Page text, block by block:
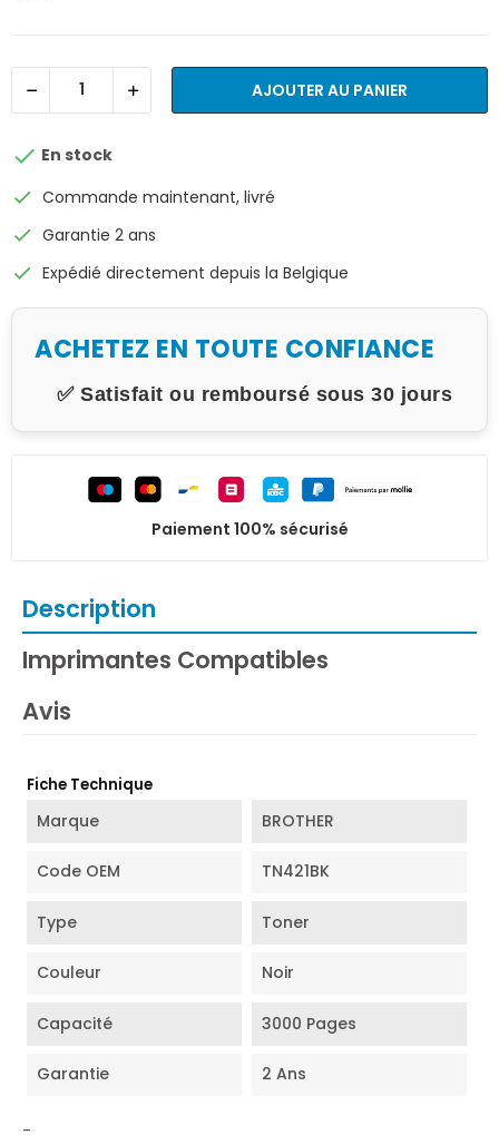
AJOUTER AU PANIER
 En stock
check Commande maintenant, livré
check Garantie 2 ans
check Expédié directement depuis la Belgique
ACHETEZ EN TOUTE CONFIANCE
✅ Satisfait ou remboursé sous 30 jours
Paiement 100% sécurisé
Description
Imprimantes Compatibles
Avis
Fiche Technique
Marque BROTHER
Code OEM TN421BK
Type Toner
Couleur Noir
Capacité 3000 Pages
Garantie 2 Ans